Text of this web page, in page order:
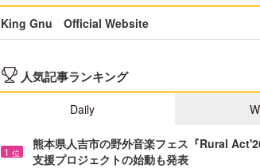
King Gnu Official Website
人気記事ランキング
Daily
1 位
熊本県人吉市の野外音楽フェス『Rural
支援プロジェクトの始動も発表